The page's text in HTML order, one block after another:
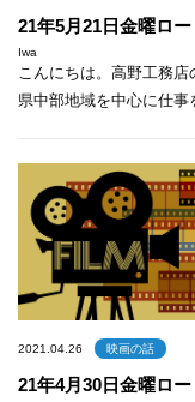
21年5月21日金曜ロ
Iwa
こんにちは。高野工務
県中部地域を中心に仕
2021.04.26 映画の話
21年4月30日金曜ロ